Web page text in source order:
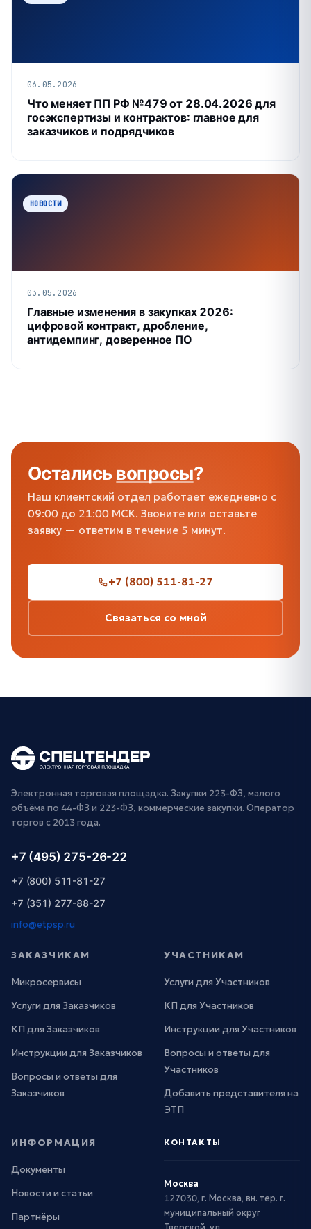
06.05.2026
Что меняет ПП РФ №479 от 28.04.2026 для
госэкспертизы и контрактов: главное для
заказчиков и подрядчиков
НОВОСТИ
03.05.2026
Главные изменения в закупках 2026:
цифровой контракт, дробление,
антидемпинг, доверенное ПО
Осталисьвопросы?
Наш клиентский отдел работает ежедневно с
09:00 до 21:00 МСК. Звоните или оставьте
заявку — ответим в течение 5 минут.
+7 (800) 511-81-27
Связаться со мной
Электронная торговая площадка. Закупки 223-ФЗ, малого
объёма по 44-ФЗ и 223-ФЗ, коммерческие закупки. Оператор
торгов с 2013 года.
+7 (495) 275-26-22
+7 (800) 511-81-27
+7 (351) 277-88-27
info@etpsp.ru
ЗАКАЗЧИКАМ
Микросервисы
Услуги для Заказчиков
КП для Заказчиков
Инструкции для Заказчиков
Вопросы и ответы для
Заказчиков
УЧАСТНИКАМ
Услуги для Участников
КП для Участников
Инструкции для Участников
Вопросы и ответы для
Участников
Добавить представителя на
ЭТП
ИНФОРМАЦИЯ
Документы
Новости и статьи
Партнёры
КОНТАКТЫ
Москва
127030, г. Москва, вн. тер. г.
муниципальный округ